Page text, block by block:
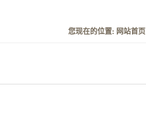
您现在的位置: 网站首页